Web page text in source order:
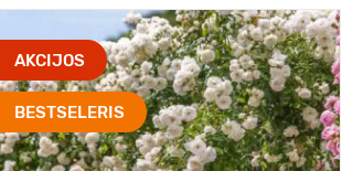
AKCIJOS
BESTSELERIS